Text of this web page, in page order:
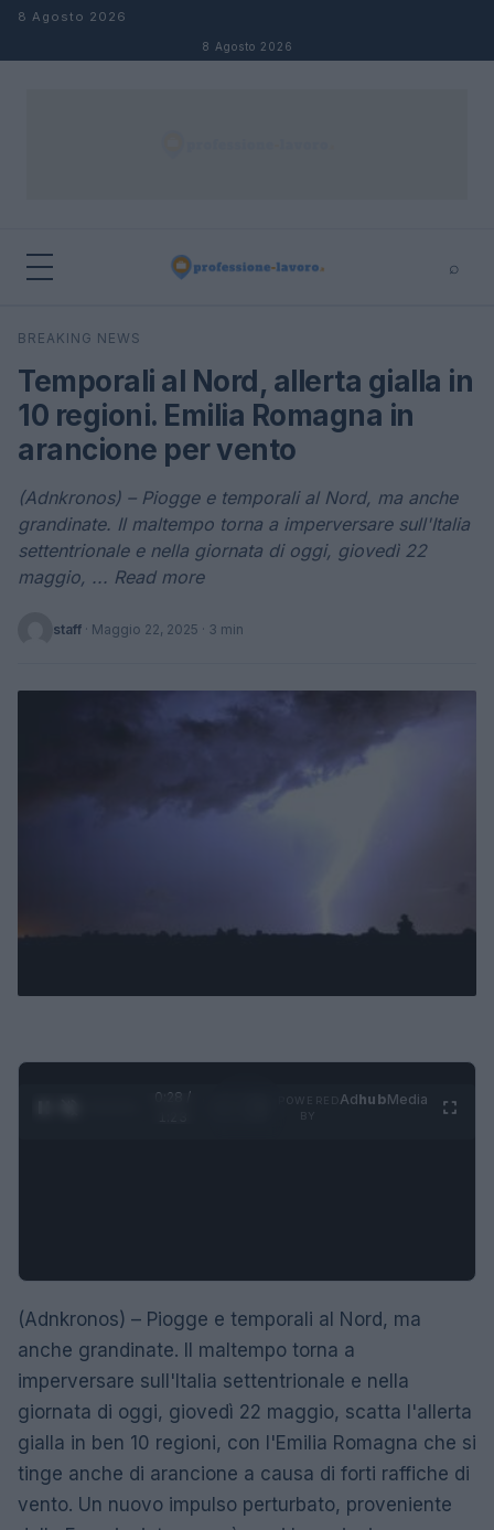
Salta al contenuto
8 Agosto 2026
8 Agosto 2026
⌕
Cerca
BREAKING NEWS
Temporali al Nord, allerta gialla in
10 regioni. Emilia Romagna in
arancione per vento
(Adnkronos) – Piogge e temporali al Nord, ma anche
grandinate. Il maltempo torna a imperversare sull'Italia
settentrionale e nella giornata di oggi, giovedì 22
maggio, ... Read more
staff · Maggio 22, 2025 · 3 min
0:29 /
AdhubMedia
(Adnkronos) – Piogge e temporali al Nord, ma
anche grandinate. Il maltempo torna a
imperversare sull'Italia settentrionale e nella
giornata di oggi, giovedì 22 maggio, scatta l'allerta
gialla in ben 10 regioni, con l'Emilia Romagna che si
tinge anche di arancione a causa di forti raffiche di
vento. Un nuovo impulso perturbato, proveniente